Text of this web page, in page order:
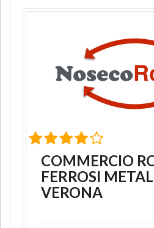
COMMERCIO
FERROSI
VERONA